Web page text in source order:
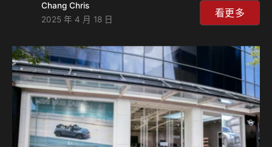
高！ Kia總代理台灣森那美起亞為服務日漸倍增的車主，積極
布建全台服務據點，持續啟動通路升級計畫。其中，長年深耕
在桃園莊敬、桃園中壢、新竹竹北、新竹均設有銷售據點，今
年更特別選址於苗栗地區，正式成立Kia苗栗頭份3S展示中
心，並於今(15日)正式開幕！ 全新開幕的Kia苗栗頭份3S展示
中心落址頭份市…
Chang Chris
2025 年 4 月 18 日
看更多